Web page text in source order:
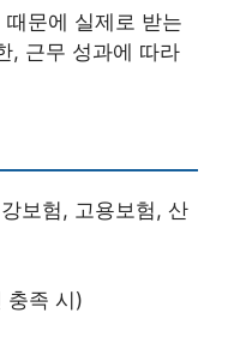
문에 실제로 받는
, 근무 성과에 따라
보험, 고용보험, 산
충족 시)